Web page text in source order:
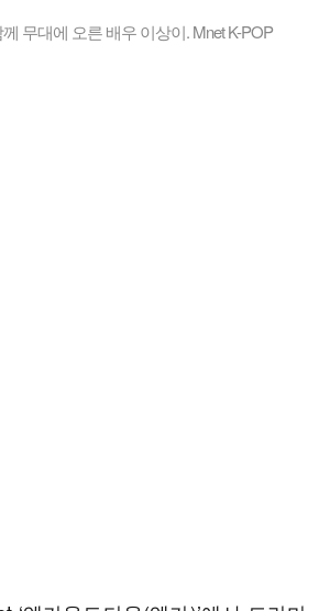
께 무대에 오른 배우 이상이. Mnet K-POP